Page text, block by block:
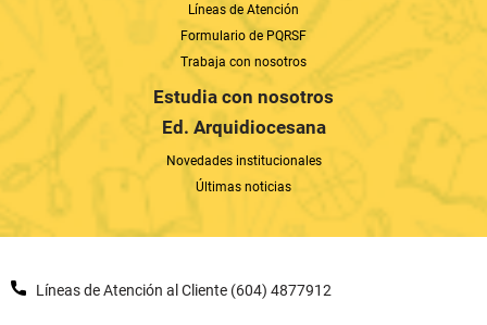
Líneas de Atención
Formulario de PQRSF
Trabaja con nosotros
Estudia con nosotros
Ed. Arquidiocesana
Novedades institucionales
Últimas noticias
Líneas de Atención al Cliente (604) 4877912